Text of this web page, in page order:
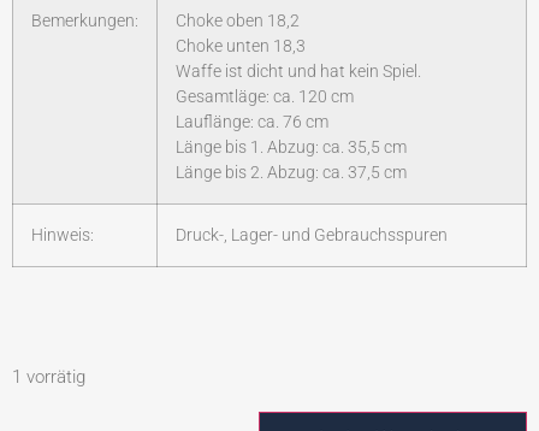
Bemerkungen:
Choke oben 18,2
Choke unten 18,3
Waffe ist dicht und hat kein Spiel.
Gesamtläge: ca. 120 cm
Lauflänge: ca. 76 cm
Länge bis 1. Abzug: ca. 35,5 cm
Länge bis 2. Abzug: ca. 37,5 cm
Hinweis: Druck-, Lager- und Gebrauchsspuren
1 vorrätig